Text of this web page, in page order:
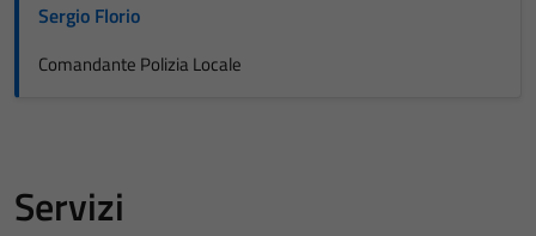
Sergio Florio
Comandante Polizia Locale
Servizi